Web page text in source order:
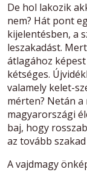
De hol lakozik
nem? Hát pont
kijelentésben, a
leszakadást.
átlagához
kétséges.
valamely kelet-
mérten? Netán a
magyarországi
baj, hogy
az tovább
A vajdmagy